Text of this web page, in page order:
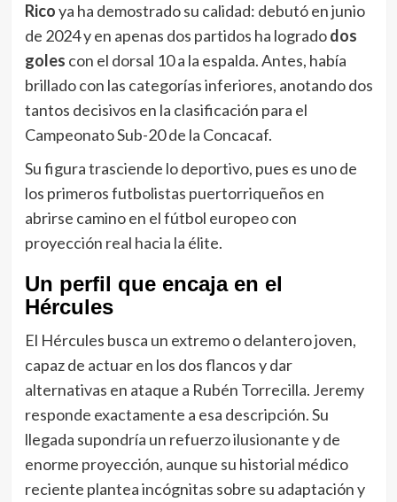
Ricoya ha demostrado su calidad: debutó en junio
de 2024 y en apenas dos partidos ha logradodos
goles con el dorsal 10 a la espalda. Antes, había
brillado con las categorías inferiores, anotando dos
tantos decisivos en la clasificación para el
Campeonato Sub-20 de la Concacaf.
Su figura trasciende lo deportivo, pues es uno de
los primeros futbolistas puertorriqueños en
abrirse camino en el fútbol europeo con
proyección real hacia la élite.
Un perfil que encaja en el
Hércules
El Hércules busca un extremo o delantero joven,
capaz de actuar en los dos flancos y dar
alternativas en ataque a Rubén Torrecilla. Jeremy
responde exactamente a esa descripción. Su
llegada supondría un refuerzo ilusionante y de
enorme proyección, aunque su historial médico
reciente plantea incógnitas sobre su adaptación y